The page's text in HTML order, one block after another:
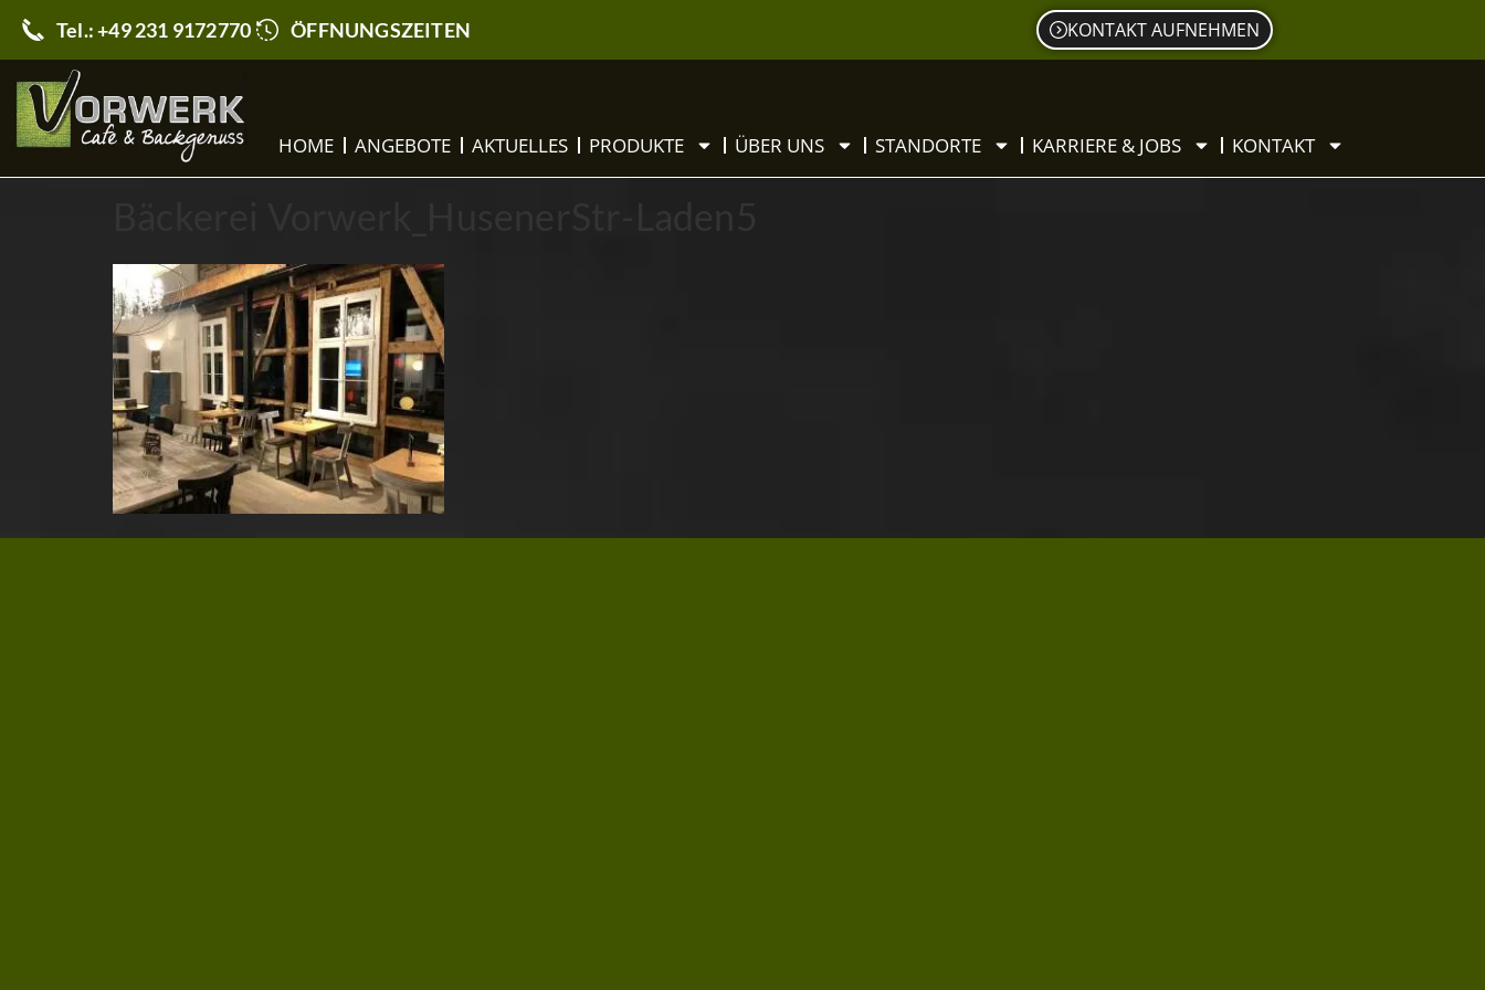
Tel.: +49 231 9172770 ÖFFNUNGSZEITEN KONTAKT AUFNEHMEN
HOME ANGEBOTE AKTUELLES PRODUKTE ÜBER UNS STANDORTE KARRIERE & JOBS KONTAKT